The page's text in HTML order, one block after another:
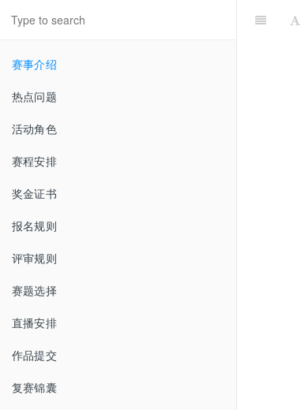
赛事介绍
热点问题
活动角色
赛程安排
奖金证书
报名规则
评审规则
赛题选择
直播安排
作品提交
复赛锦囊